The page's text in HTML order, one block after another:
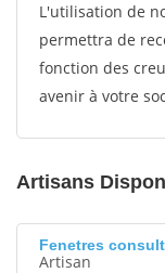
L'utilisation de
permettra de
fonction des
avenir à votre
Artisans
Fenetres
Artisan